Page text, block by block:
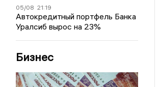
05/08 21:19
Автокредитный портфель Банка
Уралсиб вырос на 23%
Бизнес